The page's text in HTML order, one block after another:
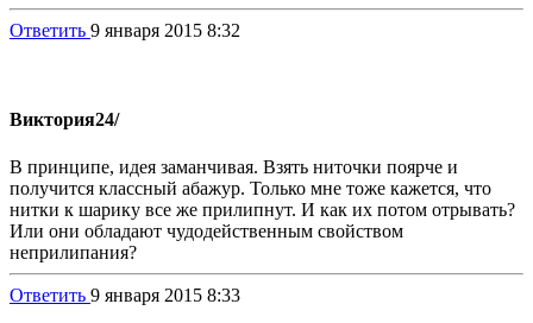
Ответить 9 января 2015 8:32
Виктория24/
В принципе, идея заманчивая. Взять ниточки поярче и
получится классный абажур. Только мне тоже кажется, что
нитки к шарику все же прилипнут. И как их потом отрывать?
Или они обладают чудодейственным свойством
неприлипания?
Ответить 9 января 2015 8:33